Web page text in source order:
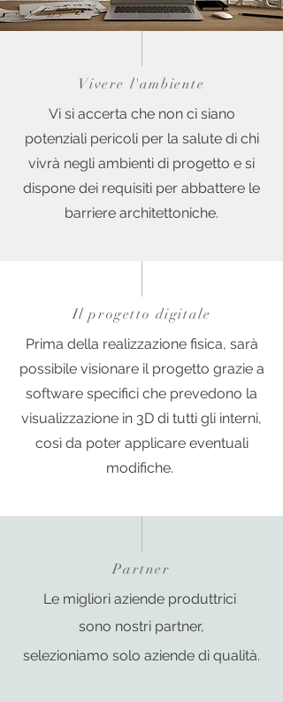
Vivere l'ambiente
Vi si accerta che non ci siano
potenziali pericoli per la salute di chi
vivrà negli ambienti di progetto e si
dispone dei requisiti per abbattere le
barriere architettoniche.
Il progetto digitale
Prima della realizzazione fisica, sarà
possibile visionare il progetto grazie a
software specifici che prevedono la
visualizzazione in 3D di tutti gli interni,
così da poter applicare eventuali
modifiche.
Partner
Le migliori aziende produttrici
sono nostri partner,
selezioniamo solo aziende di qualità.